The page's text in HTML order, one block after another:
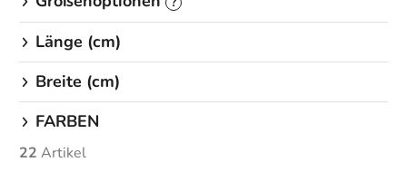
Länge (cm)
Breite (cm)
FARBEN
22 Artikel